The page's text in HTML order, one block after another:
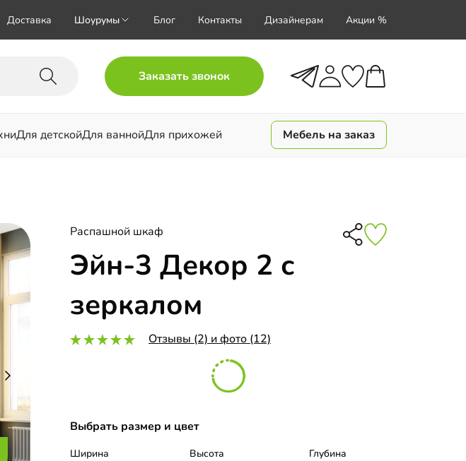
Доставка Шоурумы Блог Контакты Дизайнерам Акции %
Заказать звонок
Для детскойДля ваннойДля прихожей Мебель на заказ
Распашной шкаф
Эйн-3 Декор 2 с
зеркалом
Отзывы (2) и фото (12)
Выбрать размер и цвет
Ширина Высота Глубина